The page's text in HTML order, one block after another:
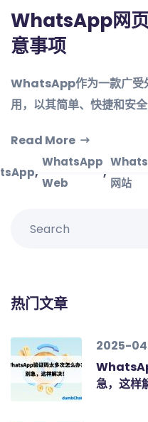
WhatsApp网
意事项
WhatsApp作为一款广受
用，以其简单、快捷和安全
Read More
,
WhatsApp
Web
,
网站
热门文章
2025-
急，这样